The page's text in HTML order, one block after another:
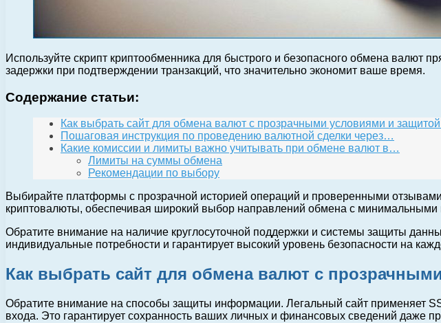
Используйте скрипт криптообменника для быстрого и безопасного обмена валют
задержки при подтверждении транзакций, что значительно экономит ваше время.
Содержание статьи:
Как выбрать сайт для обмена валют с прозрачными условиями и
Пошаговая инструкция по проведению валютной сделки через…
Какие комиссии и лимиты важно учитывать при обмене валют в…
Лимиты на суммы обмена
Рекомендации по выбору
Выбирайте платформы с прозрачной историей операций и проверенными
криптовалюты, обеспечивая широкий выбор направлений обмена с минимальными
Обратите внимание на наличие круглосуточной поддержки и системы защиты
индивидуальные потребности и гарантирует высокий уровень безопасности на
Как выбрать сайт для обмена валют с
Обратите внимание на способы защиты информации. Легальный сайт применяет
входа. Это гарантирует сохранность ваших личных и финансовых сведений даже